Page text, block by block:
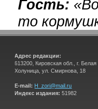
Гость: «
то
Адрес редакции:
613200, Кировская обл., г. Белая
Холуница, ул. Смирнова, 18
E-mail: H_zori@mail.ru
Индекс издания: 51982